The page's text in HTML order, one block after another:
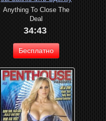
Anything To Close The
Deal
34:43
Бесплатно